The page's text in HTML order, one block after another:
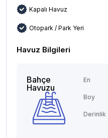
Kapalı Havuz
Otopark / Park Yeri
Havuz Bilgileri
Bahçe
Havuzu
En
Boy
Derinlik